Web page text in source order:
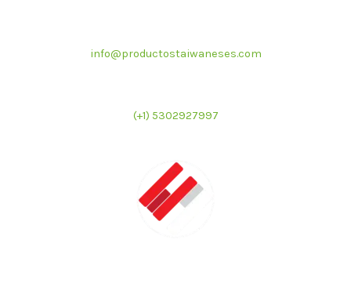
info@productostaiwaneses.com
(+1) 5302927997